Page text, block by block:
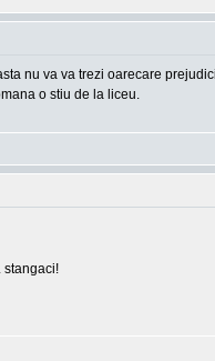
nu va va trezi oarecare
o stiu de la liceu.
stangaci!